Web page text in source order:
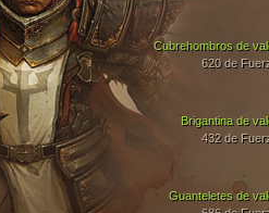
Brigantina de
432 de
Guanteletes de
Cubrehombros de
620 de